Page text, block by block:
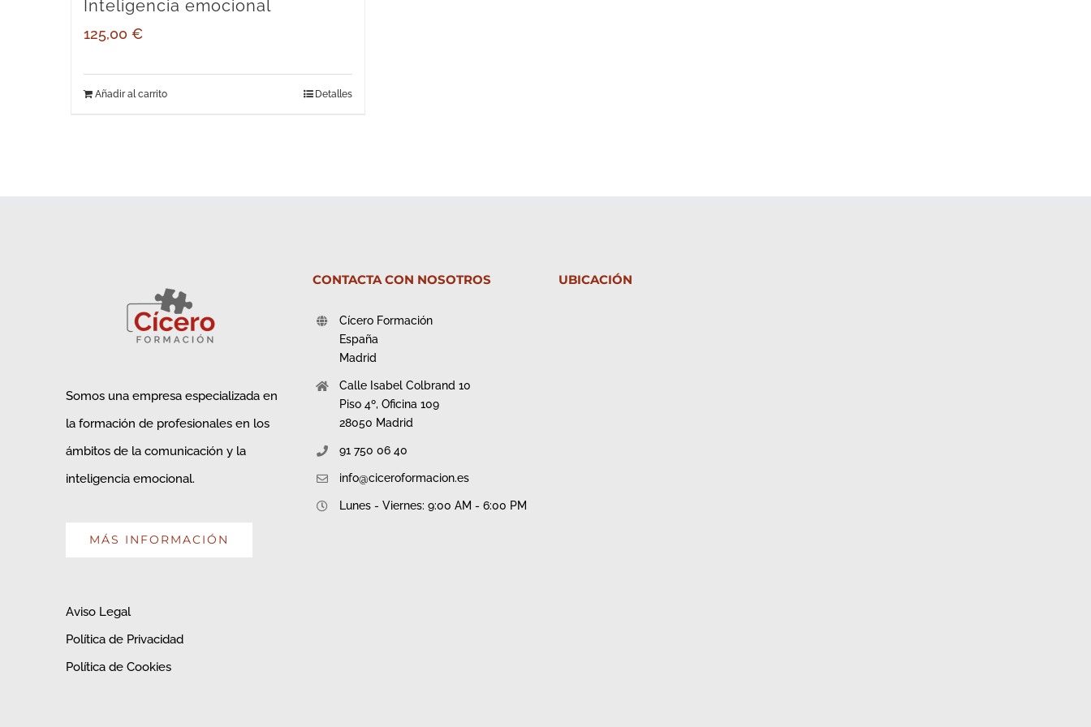
Inteligencia emocional
125,00 €
Añadir al carrito Detalles
Somos una empresa especializada en
la formación de profesionales en los
ámbitos de la comunicación y la
inteligencia emocional.
MÁS INFORMACIÓN
Aviso Legal
Política de Privacidad
Política de Cookies
CONTACTA CON NOSOTROS
Cícero Formación
España
Madrid
Calle Isabel Colbrand 10
Piso 4º, Oficina 109
28050 Madrid
91 750 06 40
info@ciceroformacion.es
Lunes - Viernes: 9:00 AM - 6:00 PM
UBICACIÓN